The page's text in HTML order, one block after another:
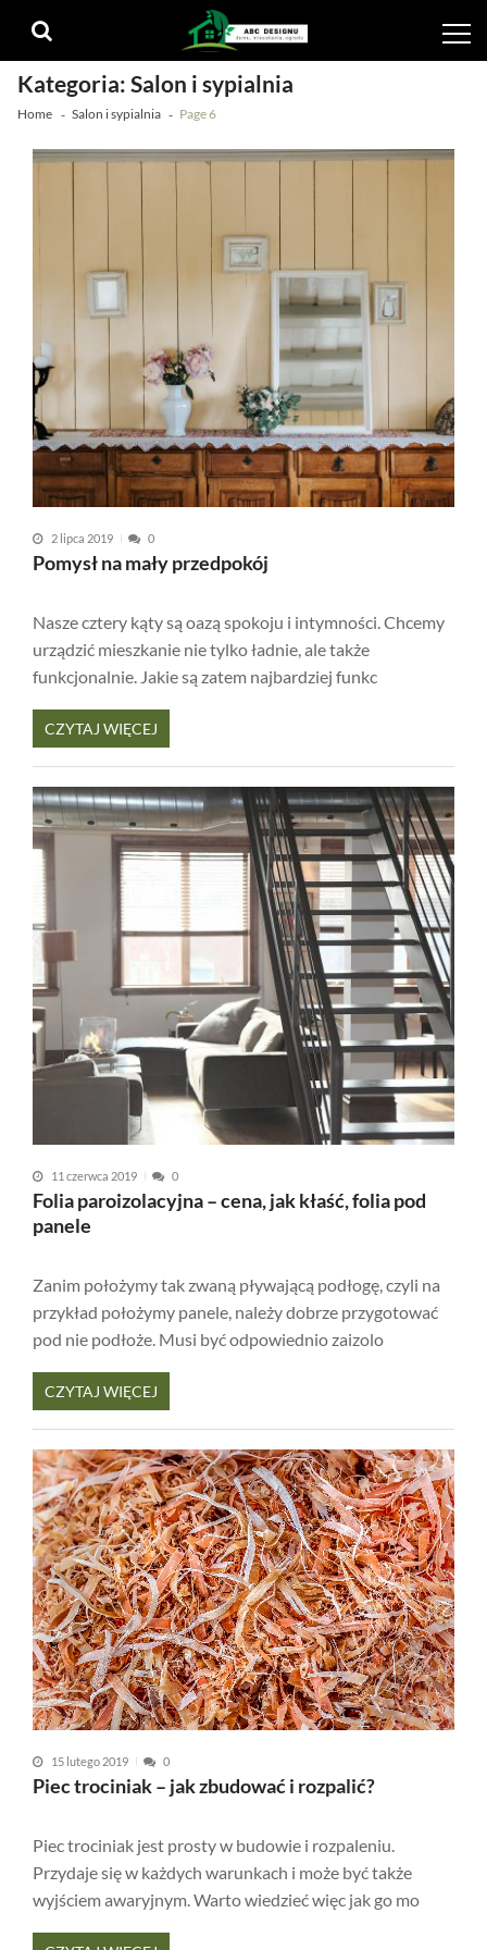
navigation
content
Kategoria:Salon i sypialnia
Home Salon i sypialnia Page 6
2 lipca 2019 0
Pomysł na mały przedpokój
Nasze cztery kąty są oazą spokoju i intymności. Chcemy
urządzić mieszkanie nie tylko ładnie, ale także
funkcjonalnie. Jakie są zatem najbardziej funkc
CZYTAJ WIĘCEJ
11 czerwca 2019 0
Folia paroizolacyjna – cena, jak kłaść, folia pod
panele
Zanim położymy tak zwaną pływającą podłogę, czyli na
przykład położymy panele, należy dobrze przygotować
pod nie podłoże. Musi być odpowiednio zaizolo
CZYTAJ WIĘCEJ
15 lutego 2019 0
Piec trociniak – jak zbudować i rozpalić?
Piec trociniak jest prosty w budowie i rozpaleniu.
Przydaje się w każdych warunkach i może być także
wyjściem awaryjnym. Warto wiedzieć więc jak go mo